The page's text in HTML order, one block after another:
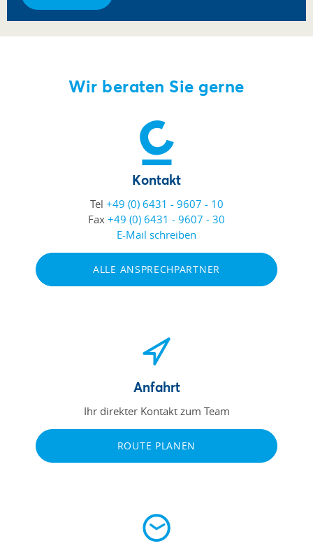
Wir beraten Sie gerne
Kontakt
Tel +49 (0) 6431 - 9607 - 10
Fax +49 (0) 6431 - 9607 - 30
E-Mail schreiben
ALLE ANSPRECHPARTNER
Anfahrt
Ihr direkter Kontakt zum Team
ROUTE PLANEN